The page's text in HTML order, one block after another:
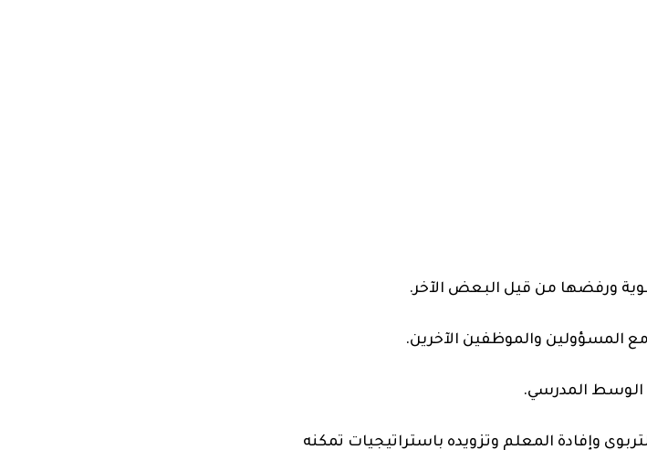
ورفضها من قيل البعض الآخر.
المسؤولين والموظفين الآخرين.
الوسط المدرسي.
وإفادة المعلم وتزويده باستراتيجيات تمكنه